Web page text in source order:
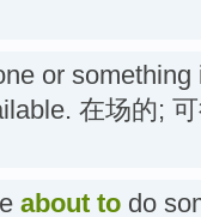
or
在场的;
about to do